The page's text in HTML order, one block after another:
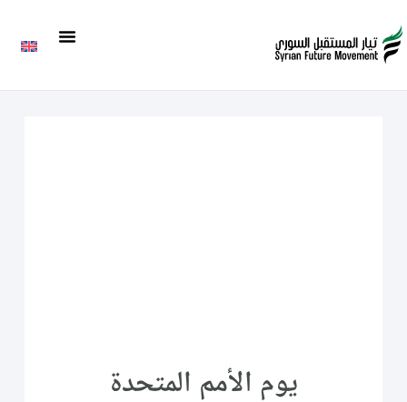
يوم الأمم المتحدة